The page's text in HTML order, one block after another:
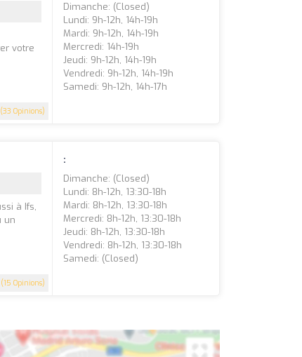
(33 Opinions)
votre
Dimanche: (closed)
Lundi: 9h-12h, 14h-19h
Mardi: 9h-12h, 14h-19h
Mercredi: 14h-19h
Jeudi: 9h-12h, 14h-19h
Vendredi: 9h-12h, 14h-19h
Samedi: 9h-12h, 14h-17h
(15 Opinions)
à Ifs,
un
:
Dimanche: (closed)
Lundi: 8h-12h, 13:30-18h
Mardi: 8h-12h, 13:30-18h
Mercredi: 8h-12h, 13:30-18h
Jeudi: 8h-12h, 13:30-18h
Vendredi: 8h-12h, 13:30-18h
Samedi: (closed)